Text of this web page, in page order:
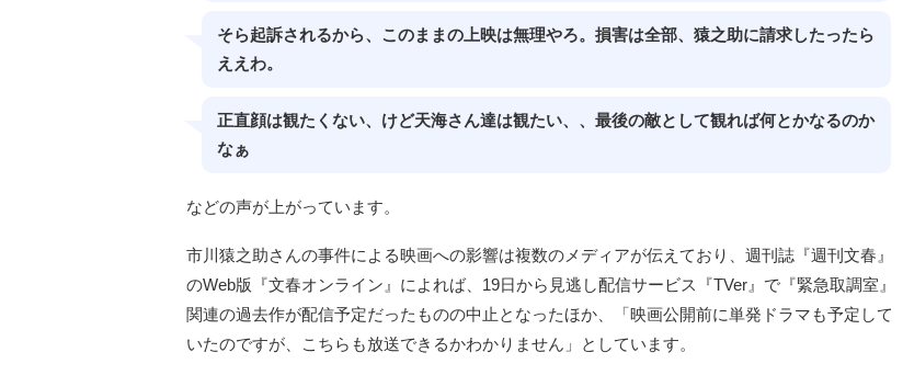
そら起訴されるから、このままの上映は無理やろ。損害は全部、猿之助に請求したったら
ええわ。
正直顔は観たくない、けど天海さん達は観たい、、最後の敵として観れば何とかなるのか
なぁ
などの声が上がっています。
市川猿之助さんの事件による映画への影響は複数のメディアが伝えており、週刊誌『週刊文春』
のWeb版『文春オンライン』によれば、19日から見逃し配信サービス『TVer』で『緊急取調室』
関連の過去作が配信予定だったものの中止となったほか、「映画公開前に単発ドラマも予定して
いたのですが、こちらも放送できるかわかりません」としています。